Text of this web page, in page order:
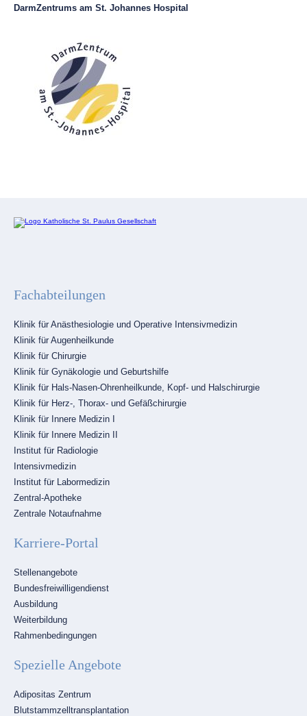
DarmZentrums am St. Johannes Hospital
Fachabteilungen
Navigation
überspringen
Klinik für Anästhesiologie und Operative Intensivmedizin
Klinik für Augenheilkunde
Klinik für Chirurgie
Klinik für Gynäkologie und Geburtshilfe
Klinik für Hals-Nasen-Ohrenheilkunde, Kopf- und Halschirurgie
Klinik für Herz-, Thorax- und Gefäßchirurgie
Klinik für Innere Medizin I
Klinik für Innere Medizin II
Institut für Radiologie
Intensivmedizin
Institut für Labormedizin
Zentral-Apotheke
Zentrale Notaufnahme
Karriere-Portal
Navigation
überspringen
Stellenangebote
Bundesfreiwilligendienst
Ausbildung
Weiterbildung
Rahmenbedingungen
Spezielle Angebote
Navigation
überspringen
Adipositas Zentrum
Blutstammzelltransplantation